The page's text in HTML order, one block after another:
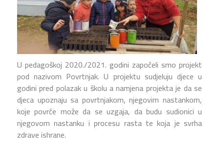
U pedagoškoj 2020./2021. godini započeli smo projekt
pod nazivom Povrtnjak. U projektu sudjeluju djece u
godini pred polazak u školu a namjena projekta je da se
djeca upoznaju sa povrtnjakom, njegovim nastankom,
koje povrće može da se uzgaja, da budu sudionici u
njegovom nastanku i procesu rasta te koja je svrha
zdrave ishrane.